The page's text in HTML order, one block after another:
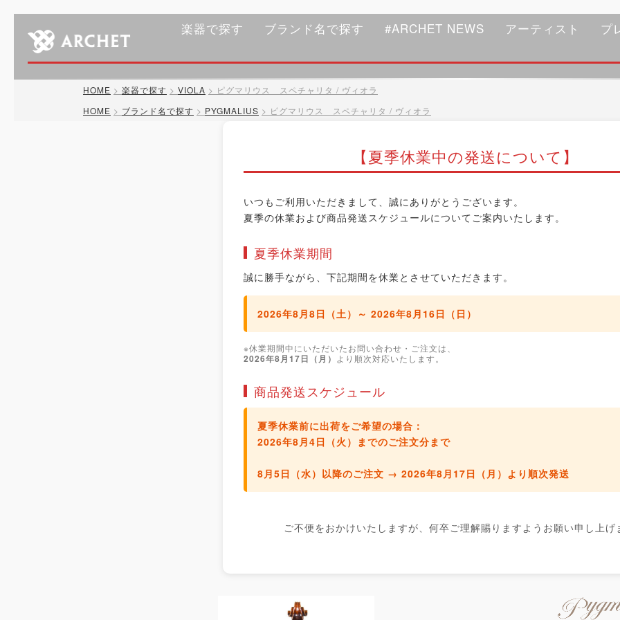
楽器で探す ブランド名で探す #ARCHET NEWS アーティスト プ
HOME 楽器で探す VIOLA
ピグマリウス スペチャリタ / ヴィオラ
HOME
ブランド名で探す PYGMALIUS ピグマリウス スペチャリタ / ヴィオラ
【夏季休業中の発送について】
いつもご利用いただきまして、誠にありがとうございます。
夏季の休業および商品発送スケジュールについてご案内いたします。
夏季休業期間
誠に勝手ながら、下記期間を休業とさせていただきます。
2026年8月8日（土）～ 2026年8月16日（日）
※休業期間中にいただいたお問い合わせ・ご注文は、
2026年8月17日（月） より順次対応いたします。
商品発送スケジュール
夏季休業前に出荷をご希望の場合：
2026年8月4日（火）までのご注文分 まで
8月5日（水）以降のご注文 → 2026年8月17日（月）より順次発送
ご不便をおかけいたしますが、何卒ご理解賜りますようお願い申し上げ